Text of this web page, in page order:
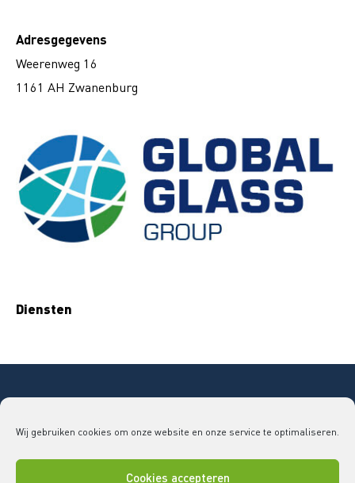
Wij gebruiken cookies om onze website en onze service te optimaliseren.
Cookies accepteren
Adresgegevens
Weerenweg 16
1161 AH Zwanenburg
Diensten
GLASvakgroepglas@bouwendnederland.nl|079 - 32
52 220